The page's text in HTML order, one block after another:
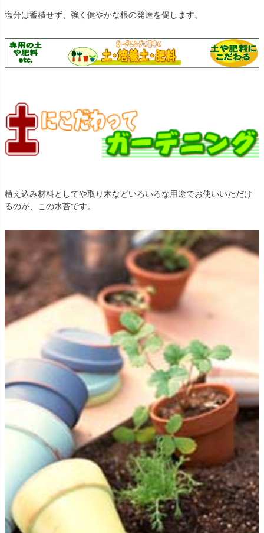
塩分は蓄積せず、強く健やかな根の発達を促します。
植え込み材料としてや取り木などいろいろな用途でお使いいただけ
るのが、この水苔です。